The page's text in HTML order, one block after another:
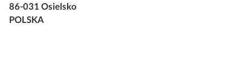
86-031 Osielsko
POLSKA